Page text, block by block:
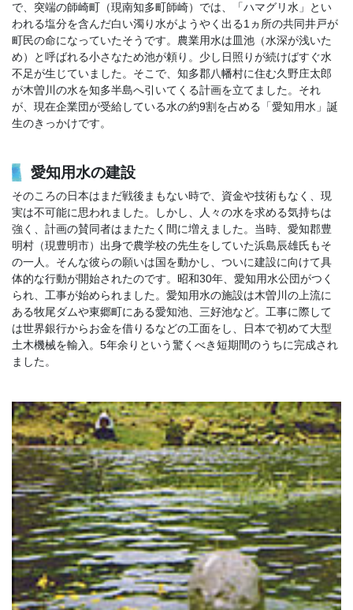
で、突端の師崎町（現南知多町師崎）では、「ハマグリ水」とい
われる塩分を含んだ白い濁り水がようやく出る1ヵ所の共同井戸が
町民の命になっていたそうです。農業用水は皿池（水深が浅いた
め）と呼ばれる小さなため池が頼り。少し日照りが続けばすぐ水
不足が生じていました。そこで、知多郡八幡村に住む久野庄太郎
が木曽川の水を知多半島へ引いてくる計画を立てました。それ
が、現在企業団が受給している水の約9割を占める「愛知用水」誕
生のきっかけです。
愛知用水の建設
そのころの日本はまだ戦後まもない時で、資金や技術もなく、現
実は不可能に思われました。しかし、人々の水を求める気持ちは
強く、計画の賛同者はまたたく間に増えました。当時、愛知郡豊
明村（現豊明市）出身で農学校の先生をしていた浜島辰雄氏もそ
の一人。そんな彼らの願いは国を動かし、ついに建設に向けて具
体的な行動が開始されたのです。昭和30年、愛知用水公団がつく
られ、工事が始められました。愛知用水の施設は木曽川の上流に
ある牧尾ダムや東郷町にある愛知池、三好池など。工事に際して
は世界銀行からお金を借りるなどの工面をし、日本で初めて大型
土木機械を輸入。5年余りという驚くべき短期間のうちに完成され
ました。